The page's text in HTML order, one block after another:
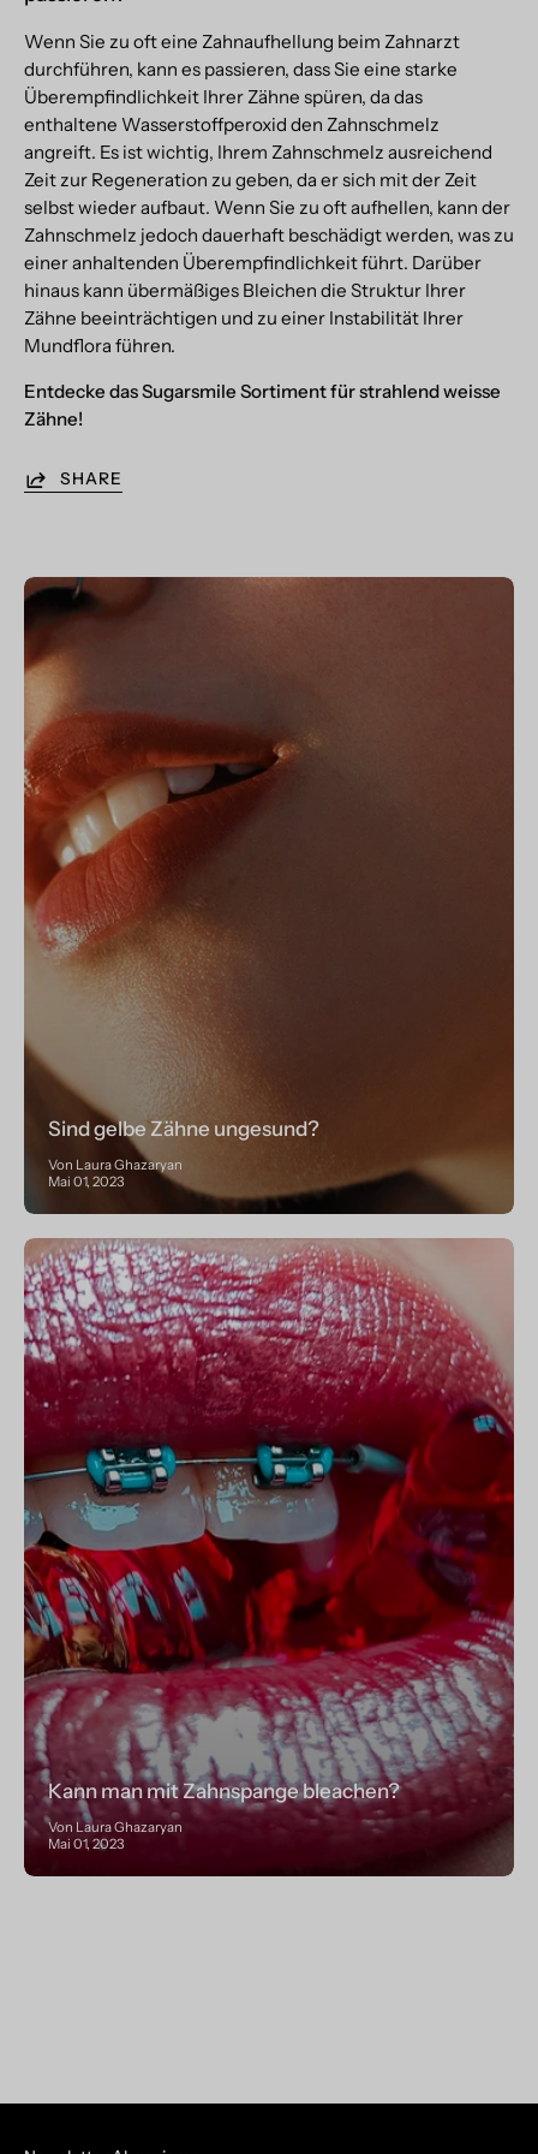
Wenn Sie zu oft eine Zahnaufhellung beim Zahnarzt
durchführen, kann es passieren, dass Sie eine starke
Überempfindlichkeit Ihrer Zähne spüren, da das
enthaltene Wasserstoffperoxid den Zahnschmelz
angreift. Es ist wichtig, Ihrem Zahnschmelz ausreichend
Zeit zur Regeneration zu geben, da er sich mit der Zeit
selbst wieder aufbaut. Wenn Sie zu oft aufhellen, kann der
Zahnschmelz jedoch dauerhaft beschädigt werden, was zu
einer anhaltenden Überempfindlichkeit führt. Darüber
hinaus kann übermäßiges Bleichen die Struktur Ihrer
Zähne beeinträchtigen und zu einer Instabilität Ihrer
Mundflora führen.
Entdecke das Sugarsmile Sortiment für strahlend weisse
Zähne!
SHARE
Sind gelbe Zähne ungesund?
Von Laura Ghazaryan
Mai 01, 2023
Kann man mit Zahnspange bleachen?
Von Laura Ghazaryan
Mai 01, 2023